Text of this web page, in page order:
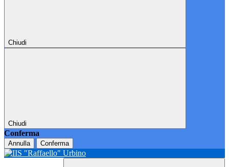
Chiudi
Chiudi
Conferma
Annulla Conferma